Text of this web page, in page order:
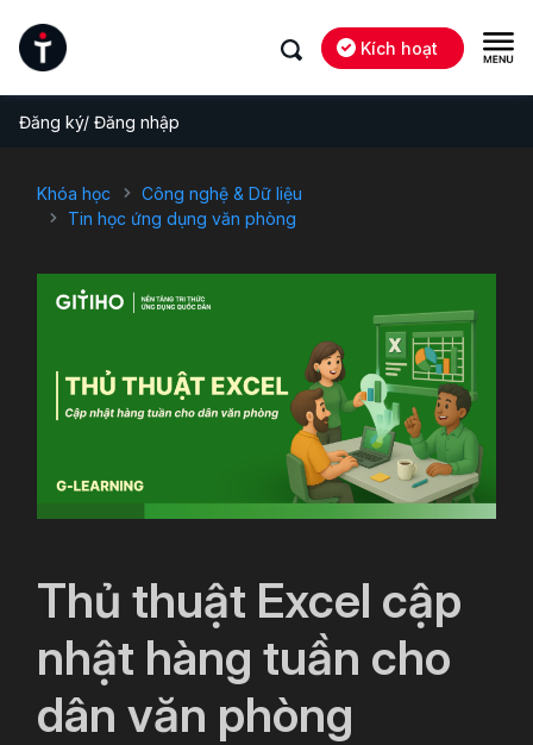
Kích hoạt
Đăng ký/ Đăng nhập
Khóa học
Công nghệ & Dữ liệu
Tin học ứng dụng văn phòng
Thủ thuật Excel cập
nhật hàng tuần cho
dân văn phòng